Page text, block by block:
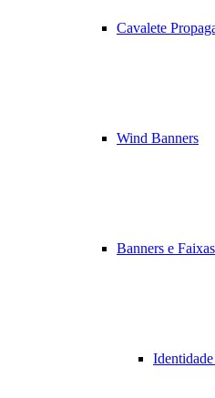
Cavalete
Wind Banners
Banners e Faixas